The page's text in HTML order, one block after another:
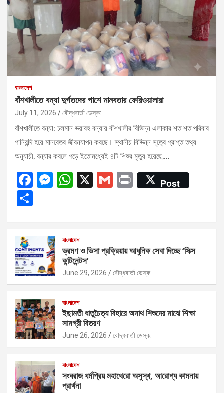
বাংলাদেশ
বাঁশখালীতে বন্যা দুর্গতদের পাশে মানবতার ফেরিওয়ালারা
July 11, 2026 বৌদ্ধবার্তা ডেস্ক:
বাঁশখালীতে বন্যা: চলমান ভয়াবহ বন্যায় বাঁশখালীর বিভিন্ন এলাকার শত শত পরিবার
পানিবন্দি হয়ে মানবেতর জীবনযাপন করছে। স্থানীয় বিভিন্ন সূত্রে প্রাপ্ত তথ্য
অনুযায়ী, বন্যার কবলে পড়ে ইতোমধ্যেই ৪টি শিশুর মৃত্যু হয়েছে,…
F
b
o
o
k
M
n
g
er
W
s
A
p
p
X
G
Pr
Post
e
বাংলাদেশ
ভ্রমণ ও ভিসা প্রক্রিয়ায় আধুনিক সেবা দিচ্ছে ‘সিক্স
কন্টিনেন্টস’
June 29, 2026 বৌদ্ধবার্তা ডেস্ক:
বাংলাদেশ
ইছামতী ধাতুচৈত্য বিহারে অনাথ শিশুদের মাঝে শিক্ষা
সামগ্রী বিতরণ
June 26, 2026 বৌদ্ধবার্তা ডেস্ক:
বাংলাদেশ
সংঘরাজ ধর্মপ্রিয় মহাথেরো অসুস্থ, আরোগ্য কামনায়
প্রার্থনা